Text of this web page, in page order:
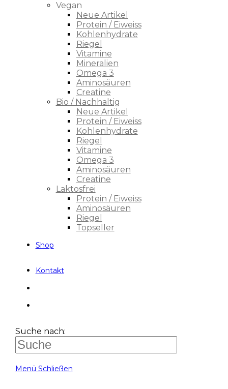
Vegan
Neue Artikel
Protein / Eiweiss
Kohlenhydrate
Riegel
Vitamine
Mineralien
Omega 3
Aminosäuren
Creatine
Bio / Nachhaltig
Neue Artikel
Protein / Eiweiss
Kohlenhydrate
Riegel
Vitamine
Omega 3
Aminosäuren
Creatine
Laktosfrei
Protein / Eiweiss
Aminosäuren
Riegel
Topseller
Shop
Kontakt
Suche nach:
Menü Schließen